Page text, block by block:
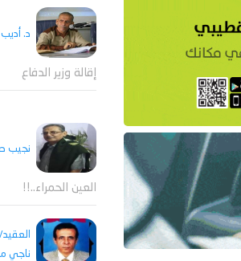
د.
إقالة وزير الدفاع
نجيب
العين الحمراء..!!
ناجي